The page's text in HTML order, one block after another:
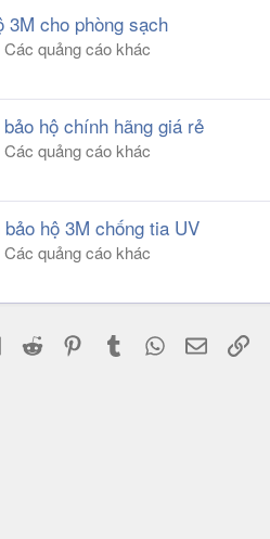
3M cho phòng sạch
Các quảng cáo khác
hộ chính hãng giá rẻ
Các quảng cáo khác
hộ 3M chống tia UV
Các quảng cáo khác
LinkedIn
Reddit PinterestTumblr WhatsApp
Email